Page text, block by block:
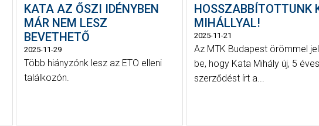
KATA AZ ŐSZI IDÉNYBEN
MÁR NEM LESZ
BEVETHETŐ
2025-11-29
Több hiányzónk lesz az ETO elleni
találkozón.
HOSSZABBÍTOTTUNK
MIHÁLLYAL!
2025-11-21
Az MTK Budapest örömmel
be, hogy Kata Mihály új, 5 éves
szerződést írt a...